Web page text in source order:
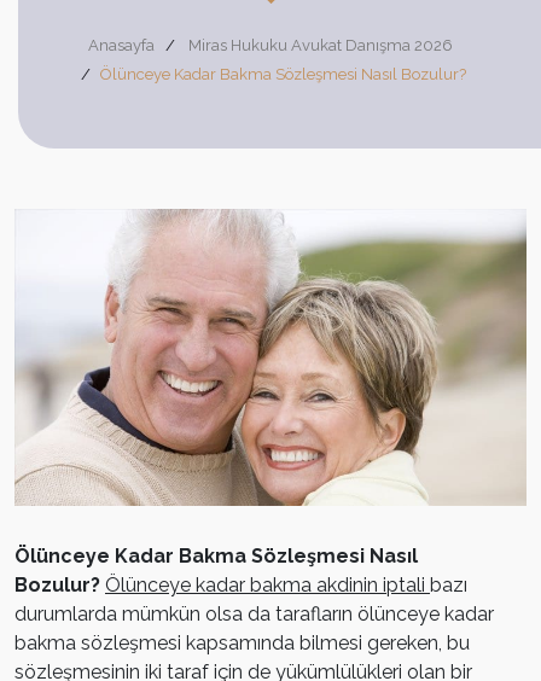
Anasayfa
Miras Hukuku Avukat Danışma 2026
Ölünceye Kadar Bakma Sözleşmesi Nasıl Bozulur?
Ölünceye Kadar Bakma Sözleşmesi Nasıl
Bozulur? Ölünceye kadar bakma akdinin iptali bazı
durumlarda mümkün olsa da tarafların ölünceye kadar
bakma sözleşmesi kapsamında bilmesi gereken, bu
sözleşmesinin iki taraf için de yükümlülükleri olan bir